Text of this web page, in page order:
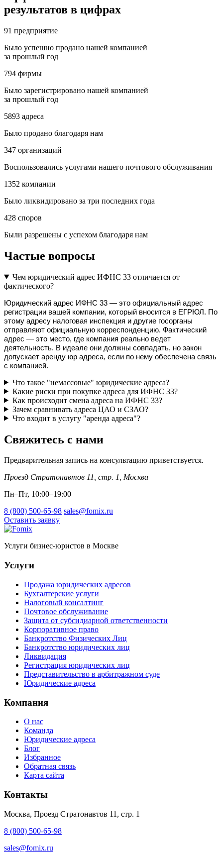
результатов в цифрах
91 предприятие
Было успешно продано нашей компанией
за прошлый год
794 фирмы
Было зарегистрировано нашей компанией
за прошлый год
5893 адреса
Было продано благодаря нам
347 организаций
Воспользовались услугами нашего почтового обслуживания
1352 компании
Было ликвидировано за три последних года
428 споров
Были разрешены с успехом благодаря нам
Частые вопросы
Чем юридический адрес ИФНС 33 отличается от
фактического?
Юридический адрес ИФНС 33 — это официальный адрес
регистрации вашей компании, который вносится в ЕГРЮЛ. По
этому адресу налоговая инспекция и другие госорганы
отправляют официальную корреспонденцию. Фактический
адрес — это место, где компания реально ведет
деятельность. В идеале они должны совпадать, но закон
допускает аренду юр адреса, если по нему обеспечена связь
с компанией.
Что такое "немассовые" юридические адреса?
Какие риски при покупке адреса для ИФНС 33?
Как происходит смена адреса на ИФНС 33?
Зачем сравнивать адреса ЦАО и СЗАО?
Что входит в услугу "аренда адреса"?
Свяжитесь с нами
Предварительная запись на консультацию приветствуется.
Проезд Стратонавтов 11, стр. 1, Москва
Пн–Пт, 10:00–19:00
8 (800) 500-65-98 sales@fomix.ru
Оставить заявку
Услуги бизнес-юристов в Москве
Услуги
Продажа юридических адресов
Бухгалтерские услуги
Налоговый консалтинг
Почтовое обслуживание
Защита от субсидиарной ответственности
Корпоративное право
Банкротство Физических Лиц
Банкротство юридических лиц
Ликвидация
Регистрация юридических лиц
Представительство в арбитражном суде
Юридические адреса
Компания
О нас
Команда
Юридические адреса
Блог
Избранное
Обратная связь
Карта сайта
Контакты
Москва, Проезд Стратонавтов 11, стр. 1
8 (800) 500-65-98
sales@fomix.ru